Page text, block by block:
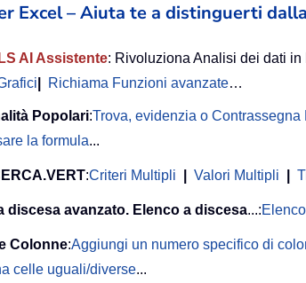
Excel – Aiuta te a distinguerti
AI Assistente: Rivoluziona Analisi dei dati in
Richiama Funzioni avanzate…
Popolari:Trova, evidenzia o Contrassegna
la formula...
:Criteri Multipli Valori Multipli
discesa avanzato. Elenco a discesa...:
Colonne:Aggiungi un numero specifico di
celle uguali/diverse...